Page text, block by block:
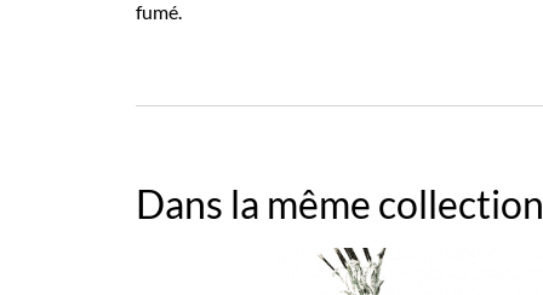
fumé.
Dans la même